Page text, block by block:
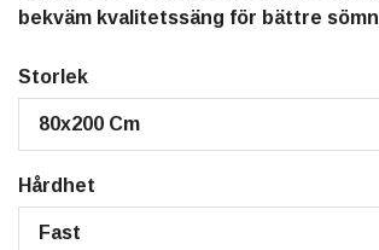
bekväm kvalitetssäng för bättre sömn
Storlek
80x200 Cm
Hårdhet
Fast